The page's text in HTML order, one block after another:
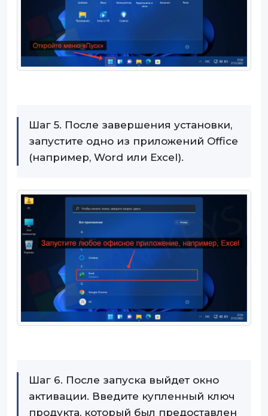
Шаг 5. После завершения установки,
запустите одно из приложений Office
(например, Word или Excel).
Шаг 6. После запуска выйдет окно
активации. Введите купленный ключ
продукта, который был предоставлен